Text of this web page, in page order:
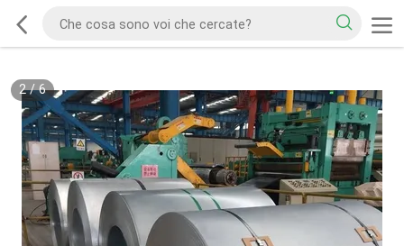
2/6